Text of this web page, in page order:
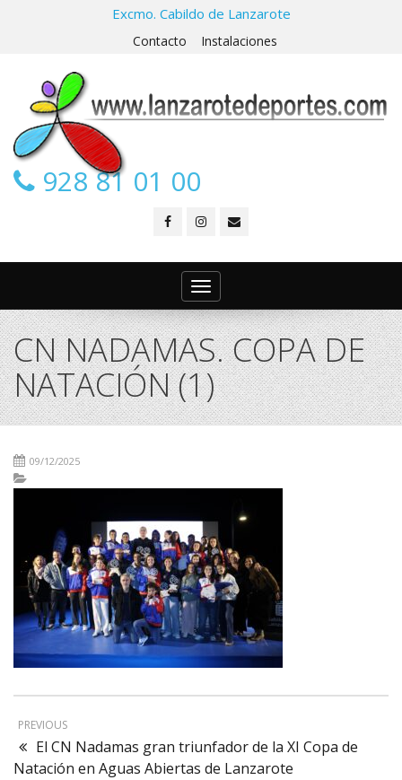
Excmo. Cabildo de Lanzarote
Contacto Instalaciones
928 81 01 00
Toggle
navigation
CN NADAMAS. COPA DE
NATACIÓN (1)
09/12/2025
PREVIOUS
El CN Nadamas gran triunfador de la XI Copa de
Natación en Aguas Abiertas de Lanzarote